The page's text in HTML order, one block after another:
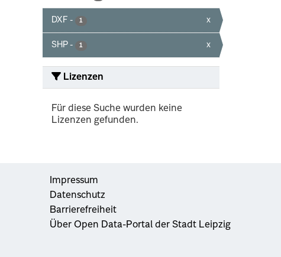
DXF - 1 x
SHP - 1 x
Lizenzen
Für diese Suche wurden keine
Lizenzen gefunden.
Impressum
Datenschutz
Barrierefreiheit
Über Open Data-Portal der Stadt Leipzig